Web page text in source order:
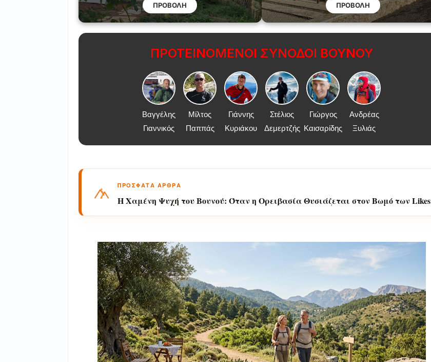
ΠΡΟΒΟΛΗ ΠΡΟΒΟΛΗ
ΠΡΟΤΕΙΝΟΜΕΝΟΙ ΣΥΝΟΔΟΙ ΒΟΥΝΟΥ
Βαγγέλης
Γιαννικός
Μίλτος
Παππάς
Γιάννης
Κυριάκου
Στέλιος
Δεμερτζής
Γιώργος
Καισαρίδης
Ανδρέας
Ξυλιάς
ΠΡΟΣΦΑΤΑ ΑΡΘΡΑ
Η Χαμένη Ψυχή του Βουνού: Όταν η Ορειβασία Θυσιάζεται στον Βωμό των Likes